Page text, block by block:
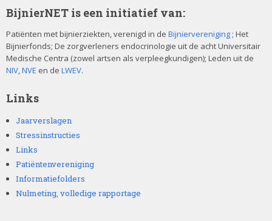
BijnierNET is een initiatief van:
Patiënten met bijnierziekten, verenigd in de Bijniervereniging ; Het
Bijnierfonds; De zorgverleners endocrinologie uit de acht Universitair
Medische Centra (zowel artsen als verpleegkundigen); Leden uit de
NIV,NVE en de LWEV.
Links
Jaarverslagen
Stressinstructies
Links
Patiëntenvereniging
Informatiefolders
Nulmeting, volledige rapportage